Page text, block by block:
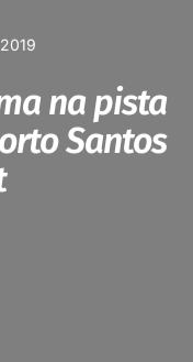
na pista
Santos